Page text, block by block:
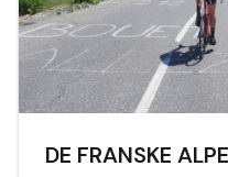
DE FRANSKE